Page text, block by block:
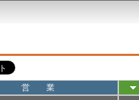
営業